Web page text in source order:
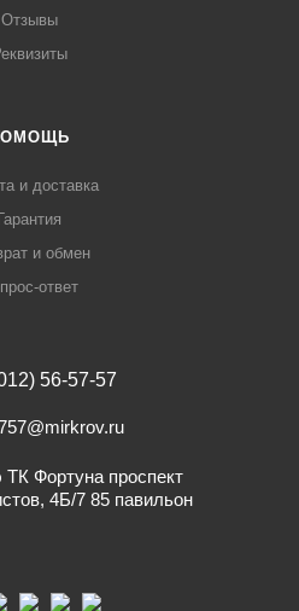
Отзывы
и доставка
Гарантия
и обмен
ответ
56-57-57
​ТК Фортуна​ проспект
4Б/7 ​85 павильон